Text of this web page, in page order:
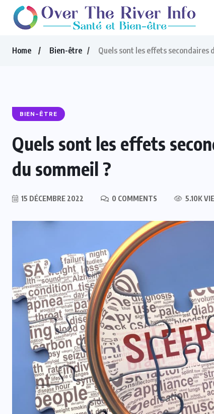
Home Bien-être Quels sont les effets secondaires
BIEN-ÊTRE
Quels sont les effets
du sommeil ?
15 DÉCEMBRE 2022 0 COMMENTS 5.10K